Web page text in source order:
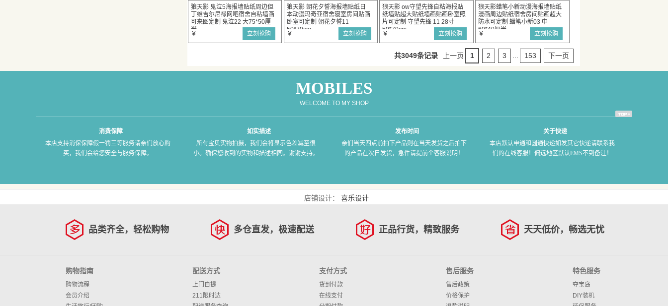
狼天影 鬼泣5海报墙贴纸周边但
丁维吉尔尼禄网吧宿舍自粘墙画
可来图定制 鬼泣22 大75*50厘
米
￥ 立刻抢购
狼天影 朝花夕誓海报墙贴纸日
本动漫玛奇亚宿舍寝室房间贴画
卧室可定制 朝花夕誓11
50*70cm
￥ 立刻抢购
狼天影 ow守望先锋自粘海报贴
纸墙贴超大贴纸墙画贴画卧室照
片可定制 守望先锋 11 28寸
50*70cm
￥ 立刻抢购
狼天影蜡笔小新动漫海报墙贴纸
漫画周边贴纸宿舍房间贴画超大
防水可定制 蜡笔小新03 中
60*40厘米
￥ 立刻抢购
共3049条记录 上一页 1 2 3 153 下一页
MOBILES
WELCOME TO MY SHOP
消费保障
本店支持消保保障假一罚三等服务请亲们放心购
买，我们会给您安全与服务保障。
如实描述
所有宝贝实物拍摄，我们会将显示色差减至很
小。确保您收到的实物和描述相同。谢谢支持。
发布时间
亲们当天四点前拍下产品则在当天发货之后拍下
的产品在次日发货，急件请提前个客服说明！
关于快递
本店默认申通和圆通快递如发其它快递请联系我
们的在线客服！偏远地区默认EMS不到备注！
店铺设计： 喜乐设计
品类齐全，轻松购物 多仓直发，极速配送 正品行货，精致服务 天天低价，畅选无忧
购物指南
购物流程
会员介绍
配送方式
上门自提
211限时达
支付方式
货到付款
在线支付
售后服务
售后政策
价格保护
特色服务
夺宝岛
DIY装机